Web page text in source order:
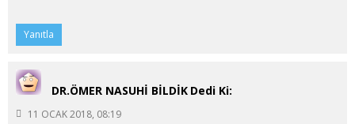
Yanıtla
DR.ÖMER NASUHİ BİLDİK Dedi Ki:
11 OCAK 2018, 08:19